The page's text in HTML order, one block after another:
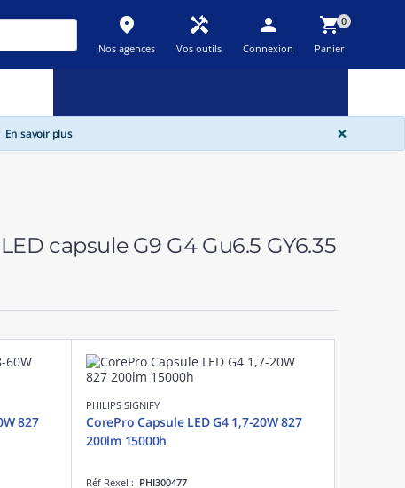
place
Nos agences
handyman
Vos outils
person
Connexion
shopping_cart0
Panier
En savoir plus ×
capsule G9 G4 Gu6.5 GY6.35
827
PHILIPS SIGNIFY
CorePro Capsule LED G4 1,7-20W 827
200lm 15000h
Réf Rexel : PHI300477